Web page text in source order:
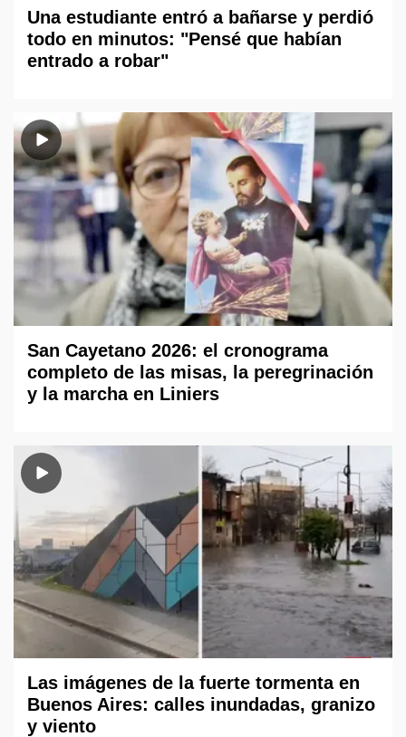
Una estudiante entró a bañarse y perdió
todo en minutos: "Pensé que habían
entrado a robar"
San Cayetano 2026: el cronograma
completo de las misas, la peregrinación
y la marcha en Liniers
Las imágenes de la fuerte tormenta en
Buenos Aires: calles inundadas, granizo
y viento